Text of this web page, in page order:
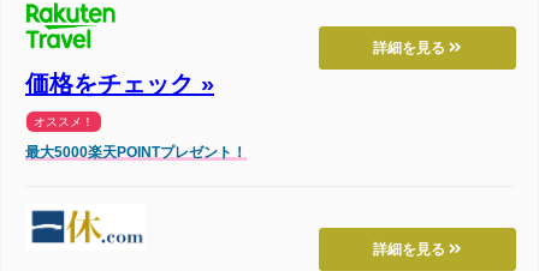
詳細を見る
価格をチェック »
オススメ！
最大5000楽天POINTプレゼント！
詳細を見る